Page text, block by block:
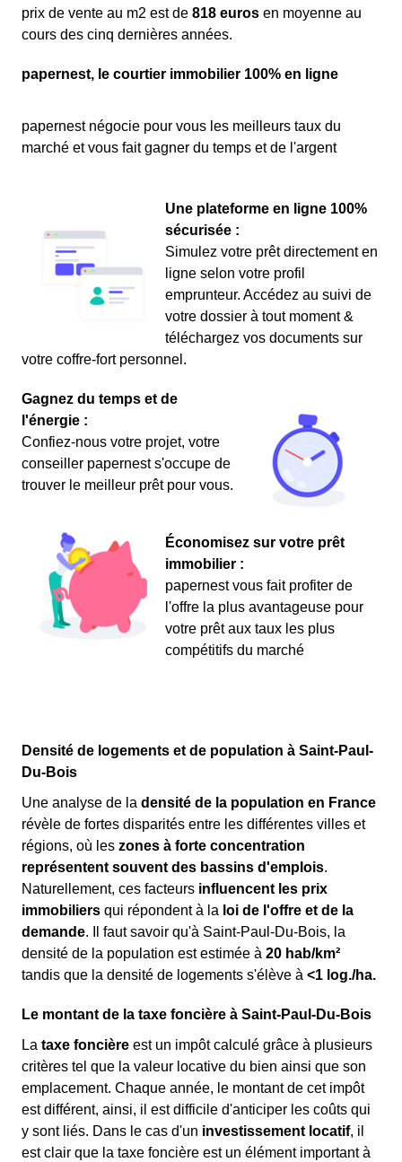
prix de vente au m2 est de 818 euros en moyenne au
cours des cinq dernières années.
papernest, le courtier immobilier 100% en ligne
papernest négocie pour vous les meilleurs taux du
marché et vous fait gagner du temps et de l'argent
Une plateforme en ligne 100%
sécurisée :
Simulez votre prêt directement en
ligne selon votre profil
emprunteur. Accédez au suivi de
votre dossier à tout moment &
téléchargez vos documents sur
votre coffre-fort personnel.
Gagnez du temps et de
l'énergie :
Confiez-nous votre projet, votre
conseiller papernest s'occupe de
trouver le meilleur prêt pour vous.
Économisez sur votre prêt
immobilier :
papernest vous fait profiter de
l'offre la plus avantageuse pour
votre prêt aux taux les plus
compétitifs du marché
Densité de logements et de population à Saint-Paul-
Du-Bois
Une analyse de la densité de la population en France
révèle de fortes disparités entre les différentes villes et
régions, où les zones à forte concentration
représentent souvent des bassins d'emplois.
Naturellement, ces facteurs influencent les prix
immobiliers qui répondent à la loi de l'offre et de la
demande. Il faut savoir qu'à Saint-Paul-Du-Bois, la
densité de la population est estimée à 20 hab/km²
tandis que la densité de logements s'élève à <1 log./ha.
Le montant de la taxe foncière à Saint-Paul-Du-Bois
La taxe foncière est un impôt calculé grâce à plusieurs
critères tel que la valeur locative du bien ainsi que son
emplacement. Chaque année, le montant de cet impôt
est différent, ainsi, il est difficile d'anticiper les coûts qui
y sont liés. Dans le cas d'un investissement locatif, il
est clair que la taxe foncière est un élément important à